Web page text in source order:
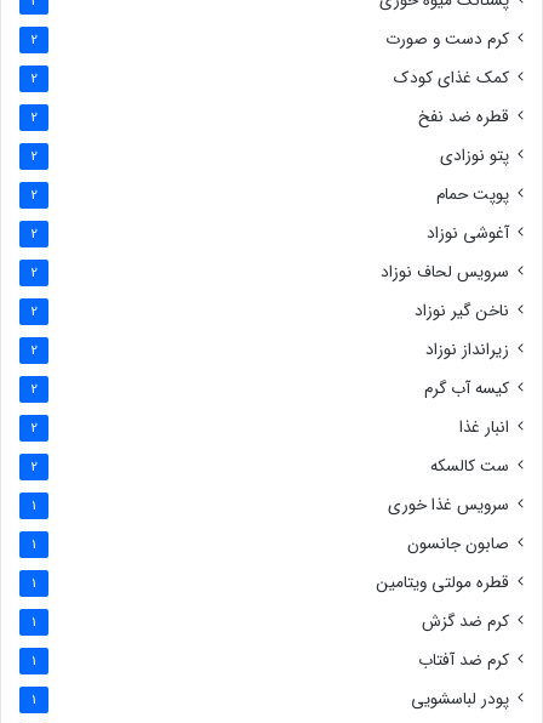
کرم دست و صورت 2
کمک غذای کودک 2
قطره ضد نفخ 2
پتو نوزادی 2
پوپت حمام 2
آغوشی نوزاد 2
سرویس لحاف نوزاد 2
ناخن گیر نوزاد 2
زیرانداز نوزاد 2
کیسه آب گرم 2
انبار غذا 2
ست کالسکه 2
سرویس غذا خوری 1
صابون جانسون 1
قطره مولتی ویتامین 1
کرم ضد گزش 1
کرم ضد آفتاب 1
پودر لباسشویی 1